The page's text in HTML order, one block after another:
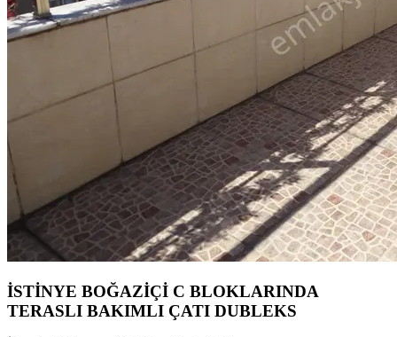
İSTİNYE BOĞAZİÇİ C BLOKLARINDA
TERASLI BAKIMLI ÇATI DUBLEKS